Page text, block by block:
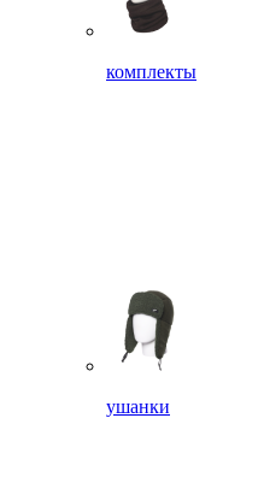
комплекты
ушанки